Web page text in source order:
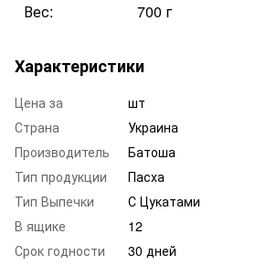
Вес:
700 г
Характеристики
Цена за
шт
Страна
Украина
Производитель
Батоша
Тип продукции
Пасха
Тип Выпечки
С Цукатами
В ящике
12
Срок годности
30 дней